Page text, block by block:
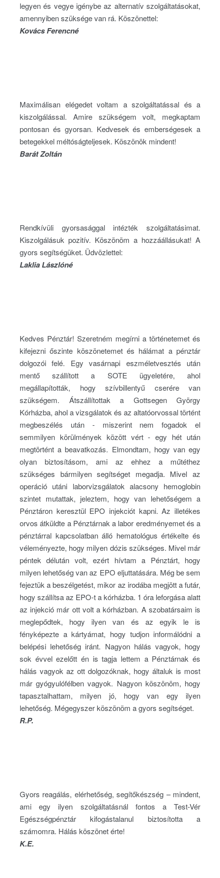
legyen és vegye igénybe az alternatív szolgáltatásokat,
amennyiben szüksége van rá. Köszönettel:
Kovács Ferencné
Maximálisan elégedet voltam a szolgáltatással és a
kiszolgálással. Amire szükségem volt, megkaptam
pontosan és gyorsan. Kedvesek és emberségesek a
betegekkel méltóságteljesek. Köszönök mindent!
Barát Zoltán
Rendkívüli gyorsasággal intézték szolgáltatásimat.
Kiszolgálásuk pozitív. Köszönöm a hozzáállásukat! A
gyors segítségüket. Üdvözlettel:
Laklia Lászlóné
Kedves Pénztár! Szeretném megírni a történetemet és
kifejezni őszinte köszönetemet és hálámat a pénztár
dolgozói felé. Egy vasárnapi eszméletvesztés után
mentő szállított a SOTE ügyeletére, ahol
megállapították, hogy szívbillentyű cserére van
szükségem. Átszállítottak a Gottsegen György
Kórházba, ahol a vizsgálatok és az altatóorvossal történt
megbeszélés után - miszerint nem fogadok el
semmilyen körülmények között vért - egy hét után
megtörtént a beavatkozás. Elmondtam, hogy van egy
olyan biztosításom, ami az ehhez a műtéthez
szükséges bármilyen segítséget megadja. Mivel az
operáció utáni laborvizsgálatok alacsony hemoglobin
szintet mutattak, jeleztem, hogy van lehetőségem a
Pénztáron keresztül EPO injekciót kapni. Az illetékes
orvos átküldte a Pénztárnak a labor eredményemet és a
pénztárral kapcsolatban álló hematológus értékelte és
véleményezte, hogy milyen dózis szükséges. Mivel már
péntek délután volt, ezért hívtam a Pénztárt, hogy
milyen lehetőség van az EPO eljuttatására. Még be sem
fejeztük a beszélgetést, mikor az irodába megjött a futár,
hogy szállítsa az EPO-t a kórházba. 1 óra leforgása alatt
az injekció már ott volt a kórházban. A szobatársaim is
meglepődtek, hogy ilyen van és az egyik le is
fényképezte a kártyámat, hogy tudjon informálódni a
belépési lehetőség iránt. Nagyon hálás vagyok, hogy
sok évvel ezelőtt én is tagja lettem a Pénztárnak és
hálás vagyok az ott dolgozóknak, hogy általuk is most
már gyógyulófélben vagyok. Nagyon köszönöm, hogy
tapasztalhattam, milyen jó, hogy van egy ilyen
lehetőség. Mégegyszer köszönöm a gyors segítséget.
R.P.
Gyors reagálás, elérhetőség, segítőkészség – mindent,
ami egy ilyen szolgáltatásnál fontos a Test-Vér
Egészségpénztár kifogástalanul biztosította a
számomra. Hálás köszönet érte!
K.E.